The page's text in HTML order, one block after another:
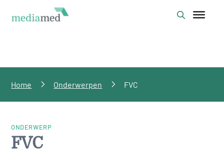
Home Onderwerpen FVC
ONDERWERP
FVC